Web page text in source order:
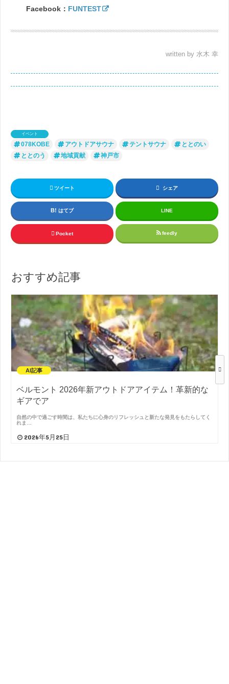
Facebook： FUNTEST
written by 水木 幸
イベント
078KOBE アウトドアサウナ テントサウナ
ととのい
ととのう
地域貢献 神戸市
ツイート シェア
はてブ LINE
Pocket feedly
おすすめ記事
AI記事
ベルモント 2026年新アウトドアアイテム！革新的な
ギアでア
自然の中で過ごす時間は、私たちに心身のリフレッシュと新たな発見をもたらしてく
れま…
2026年5月25日